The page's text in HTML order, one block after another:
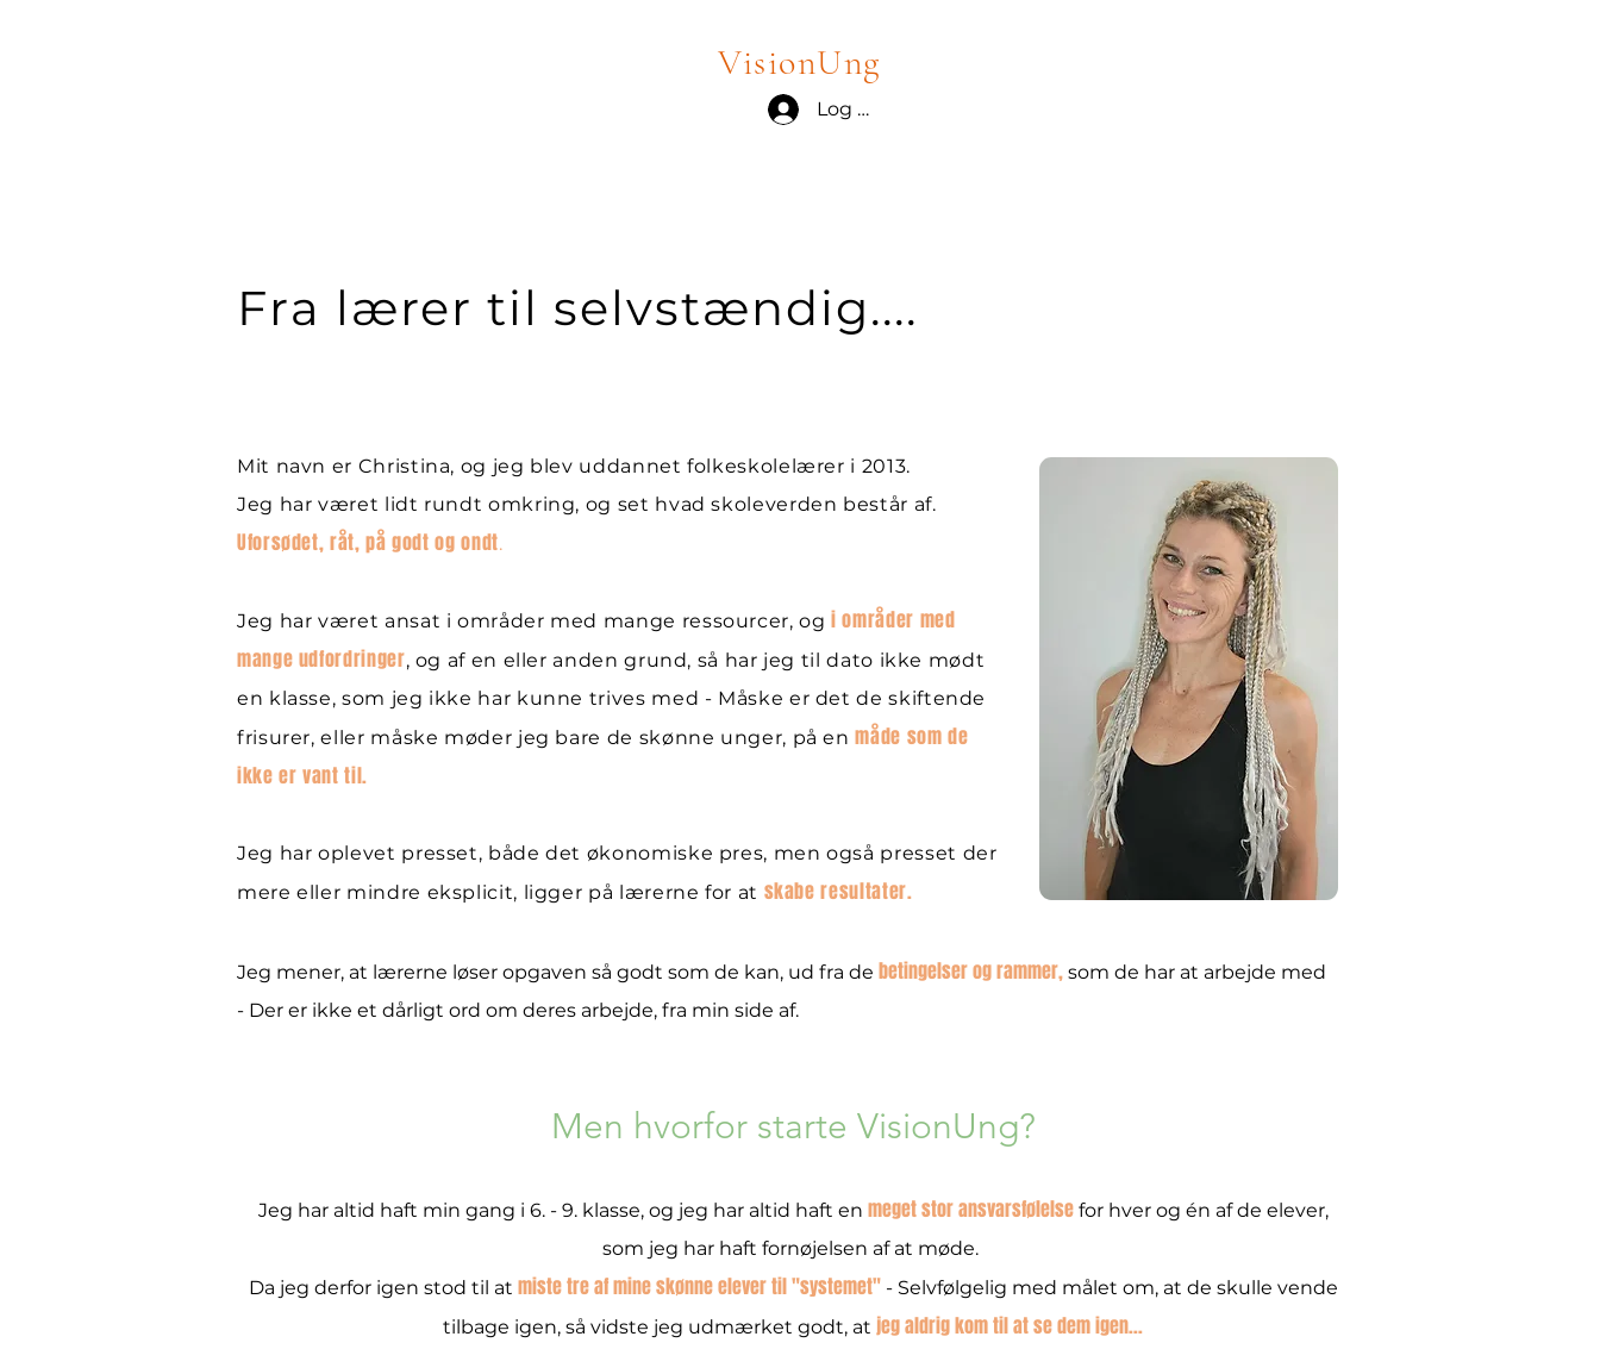
VisionUng
Log ind
Fra lærer til selvstændig....
Mit navn er Christina, og jeg blev uddannet folkeskolelærer i 2013.
Jeg har været lidt rundt omkring, og set hvad skoleverden består af.
Uforsødet, råt, på godt og ondt.
Jeg har været ansat i områder med mange ressourcer, og i områder med
mange udfordringer, og af en eller anden grund, så har jeg til dato ikke mødt
en klasse, som jeg ikke har kunne trives med - Måske er det de skiftende
frisurer, eller måske møder jeg bare de skønne unger, på enmåde som de
ikke er vant til.
Jeg har oplevet presset, både det økonomiske pres, men også presset der
mere eller mindre eksplicit, ligger på lærerne for at skabe resultater.
Jeg mener, at lærerne løser opgaven så godt som de kan, ud fra de betingelser og rammer, som de har at arbejde med
- Der er ikke et dårligt ord om deres arbejde, fra min side af.
Men hvorfor starte VisionUng?​
Jeg har altid haft min gang i 6. - 9. klasse, og jeg har altid haft en meget stor ansvarsfølelsefor hver og én af de elever,
som jeg har haft fornøjelsen af at møde.
Da jeg derfor igen stod til at miste tre af mine skønne elever til "systemet" - Selvfølgelig med målet om, at de skulle vende
tilbage igen, så vidste jeg udmærket godt, at jeg aldrig kom til at se dem igen...